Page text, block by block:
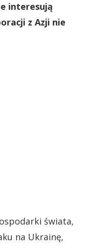
interesują
z Azji nie
świata,
na Ukrainę,